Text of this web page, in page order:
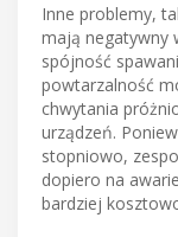
Inne problemy,
mają negatywny
spójność
powtarzalność
chwytania
urządzeń.
stopniowo,
dopiero na
bardziej